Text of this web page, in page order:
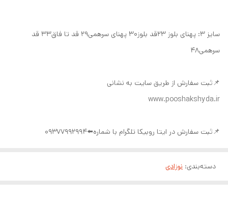
سایز ۳: پهنای بلوز ۲۳قد بلوز۳۰ پهنای سرهمی۲۹ قد تا فاق۳۳ قد
سرهمی۴۸
📌ثبت سفارش از طریق سایت به نشانی
www.pooshakshyda.ir
📌ثبت سفارش در ایتا روبیکا تلگرام با شماره⬅️09377992994
دسته‌بندی: نوزادی